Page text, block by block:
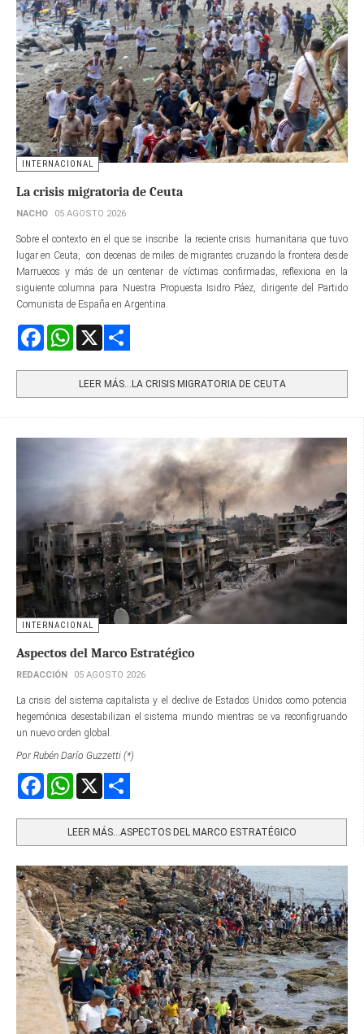
INTERNACIONAL
La crisis migratoria de Ceuta
NACHO 05 AGOSTO 2026
Sobre el contexto en el que se inscribe la reciente crisis humanitaria que tuvo
lugar en Ceuta, con decenas de miles de migrantes cruzando la frontera desde
Marruecos y más de un centenar de víctimas confirmadas, reflexiona en la
siguiente columna para Nuestra Propuesta Isidro Páez, dirigente del Partido
Comunista de España en Argentina.
FacebookWhatsApp
LEER MÁS…LA CRISIS MIGRATORIA DE CEUTA
INTERNACIONAL
Aspectos del Marco Estratégico
REDACCIÓN 05 AGOSTO 2026
La crisis del sistema capitalista y el declive de Estados Unidos como potencia
hegemónica desestabilizan el sistema mundo mientras se va reconfigruando
un nuevo orden global.
Por Rubén Darío Guzzetti (*)
FacebookWhatsApp
LEER MÁS…ASPECTOS DEL MARCO ESTRATÉGICO